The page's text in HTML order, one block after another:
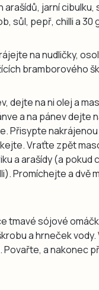
arašídů, jarní cibulku,
sůl, pepř, chilli a 30
na nudličky,
bramborového
dejte na ni olej a
a na pánev dejte
Přisypte
Vraťte zpět
a arašídy (a pokud
Promíchejte a dvě
tmavé sójové
a hrneček
Povařte, a nakonec